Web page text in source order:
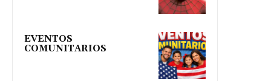
EVENTOS
COMUNITARIOS